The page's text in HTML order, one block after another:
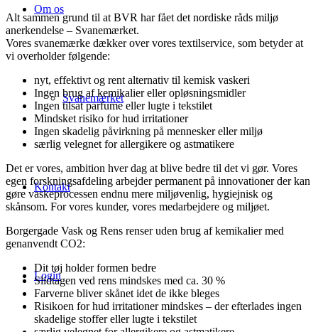
Om os
Svanemærket
Kontakt
Login
Alt sammen grund til at BVR har fået det nordiske råds miljø
anerkendelse – Svanemærket.
Vores svanemærke dækker over vores textilservice, som betyder at
vi overholder følgende:
nyt, effektivt og rent alternativ til kemisk vaskeri
Ingen brug af kemikalier eller opløsningsmidler
Ingen tilsat parfume eller lugte i tekstilet
Mindsket risiko for hud irritationer
Ingen skadelig påvirkning på mennesker eller miljø
særlig velegnet for allergikere og astmatikere
Det er vores, ambition hver dag at blive bedre til det vi gør. Vores
egen forskningsafdeling arbejder permanent på innovationer der kan
gøre vaskeprocessen endnu mere miljøvenlig, hygiejnisk og
skånsom. For vores kunder, vores medarbejdere og miljøet.
Borgergade Vask og Rens renser uden brug af kemikalier med
genanvendt CO2:
Dit tøj holder formen bedre
Slidtagen ved rens mindskes med ca. 30 %
Farverne bliver skånet idet de ikke bleges
Risikoen for hud irritationer mindskes – der efterlades ingen
skadelige stoffer eller lugte i tekstilet